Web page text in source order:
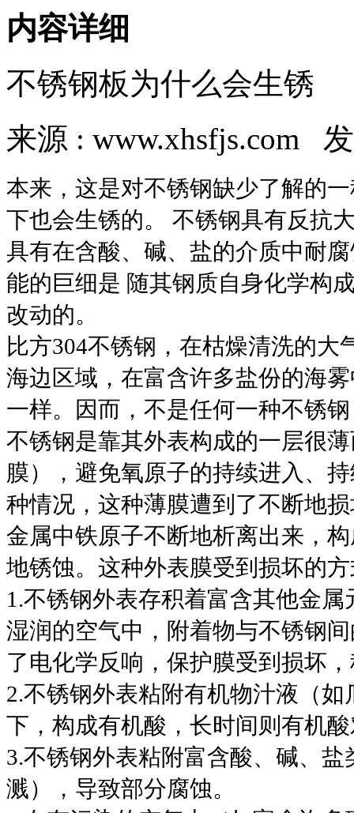
内容详细
不锈钢板为什么会生锈
来源 : www.xhsfjs.com
本来，这是对不锈钢缺少了解的
下也会生锈的。 不锈钢具有反抗
具有在含酸、碱、盐的介质中耐
能的巨细是 随其钢质自身化学构
改动的。
比方304不锈钢，在枯燥清洗的
海边区域，在富含许多盐份的海
一样。因而，不是任何一种不锈
不锈钢是靠其外表构成的一层很
膜），避免氧原子的持续进入、
种情况，这种薄膜遭到了不断地
金属中铁原子不断地析离出来，
地锈蚀。这种外表膜受到损坏的
1.不锈钢外表存积着富含其他金
湿润的空气中，附着物与不锈钢
了电化学反响，保护膜受到损坏
2.不锈钢外表粘附有机物汁液（
下，构成有机酸，长时间则有机
3.不锈钢外表粘附富含酸、碱、
溅），导致部分腐蚀。